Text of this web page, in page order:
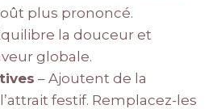
plus prononcé.
la douceur et
globale.
– Ajoutent de la
festif. Remplacez-les